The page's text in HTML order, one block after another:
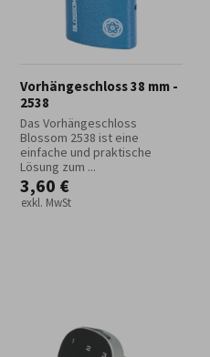
Vorhängeschloss 38 mm -
2538
Das Vorhängeschloss
Blossom 2538 ist eine
einfache und praktische
Lösung zum ...
3,60 €
exkl. MwSt